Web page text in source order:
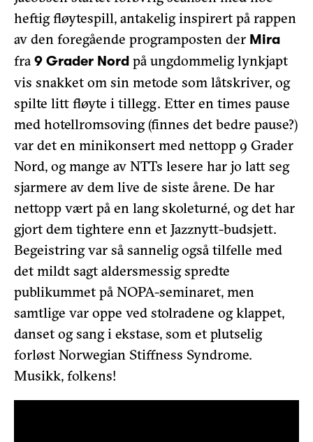
heftig fløytespill, antakelig inspirert på rappen
av den foregående programposten der Mira
fra 9 Grader Nord på ungdommelig lynkjapt
vis snakket om sin metode som låtskriver, og
spilte litt fløyte i tillegg. Etter en times pause
med hotellromsoving (finnes det bedre pause?)
var det en minikonsert med nettopp 9 Grader
Nord, og mange av NTTs lesere har jo latt seg
sjarmere av dem live de siste årene. De har
nettopp vært på en lang skoleturné, og det har
gjort dem tightere enn et Jazznytt-budsjett.
Begeistring var så sannelig også tilfelle med
det mildt sagt aldersmessig spredte
publikummet på NOPA-seminaret, men
samtlige var oppe ved stolradene og klappet,
danset og sang i ekstase, som et plutselig
forløst Norwegian Stiffness Syndrome.
Musikk, folkens!